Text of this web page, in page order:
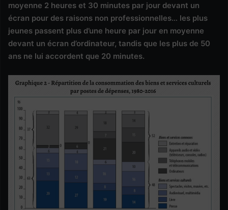
moyenne 2 heures et 30 minutes par jour devant un
écran pour des raisons non professionnelles… les plus
jeunes passent plus d’une heure par jour en moyenne
devant un écran d’ordinateur, tandis que les plus de 50
ans ne lui accordent que 20 minutes.